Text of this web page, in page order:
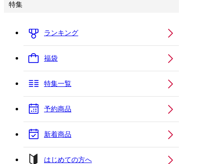
特集
ランキング
福袋
特集一覧
予約商品
新着商品
はじめての方へ